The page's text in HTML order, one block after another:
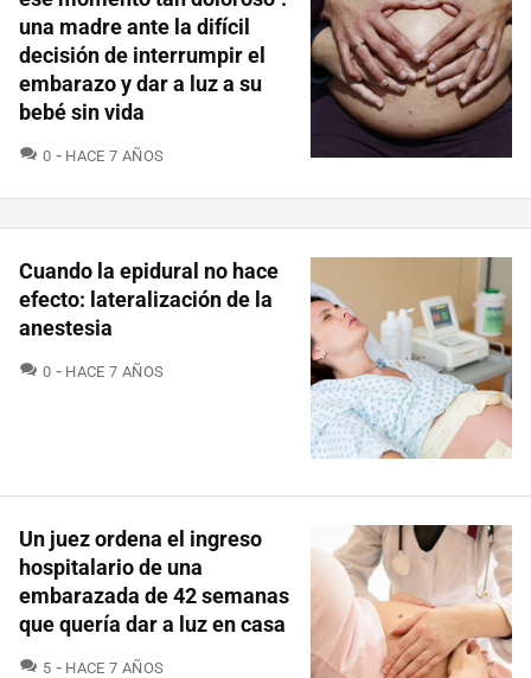
una madre ante la difícil
decisión de interrumpir el
embarazo y dar a luz a su
bebé sin vida
0 COMENTARIOS
HACE 7 AÑOS
Cuando la epidural no hace
efecto: lateralización de la
anestesia
0 COMENTARIOS
HACE 7 AÑOS
Un juez ordena el ingreso
hospitalario de una
embarazada de 42 semanas
que quería dar a luz en casa
5 COMENTARIOS
HACE 7 AÑOS